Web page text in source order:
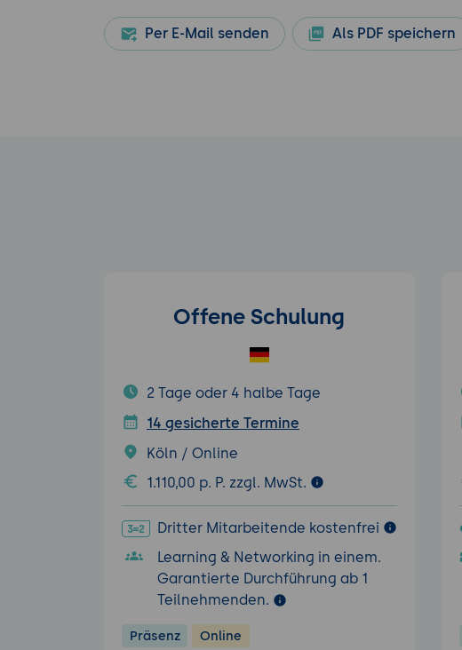
Per E-Mail senden Als PDF speichern
Offene Schulung
2 Tage oder 4 halbe Tage
14 gesicherte Termine
Köln / Online
1.110,00 p. P. zzgl. MwSt.
Dritter Mitarbeitende kostenfrei
Learning & Networking in einem.
Garantierte Durchführung ab 1
Teilnehmenden.
Präsenz Online